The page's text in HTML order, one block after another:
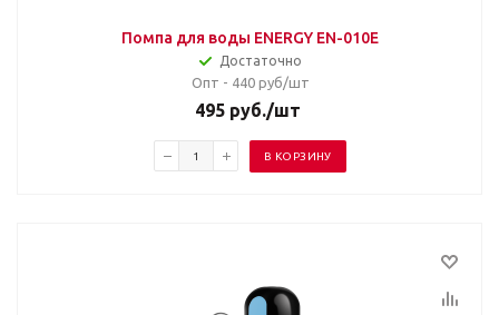
Помпа для воды ENERGY EN-010E
Достаточно
Опт - 440 руб/шт
495 руб./шт
В КОРЗИНУ